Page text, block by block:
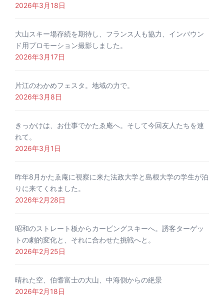
2026年3月18日
大山スキー場存続を期待し、フランス人も協力、インバウン
ド用プロモーション撮影しました。
2026年3月17日
片江のわかめフェスタ。地域の力で。
2026年3月8日
きっかけは、お仕事でかたゑ庵へ。そして今回友人たちを連
れて。
2026年3月1日
昨年8月かたゑ庵に視察に来た法政大学と島根大学の学生が泊
りに来てくれました。
2026年2月28日
昭和のストレート板からカービングスキーへ。誘客ターゲッ
トの劇的変化と、それに合わせた挑戦へと。
2026年2月25日
晴れた空、伯耆富士の大山、中海側からの絶景
2026年2月18日